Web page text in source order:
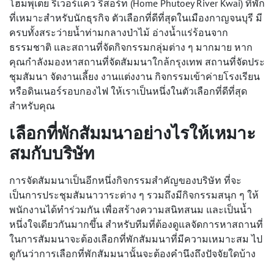
โฮมพุเตย ริเวอร์แคว รีสอร์ท (Home Phutoey River Kwai) ที่พัก
ที่เหมาะสำหรับนักธุรกิจ ตัวเลือกที่ดีที่สุดในเมืองกาญจนบุรี มี
ครบทั้งสระว่ายน้ำท่ามกลางป่าไม้ อ่างน้ำแร่ร้อนจาก
ธรรมชาติ และสถานที่จัดกิจกรรมกลุ่มต่าง ๆ มากมาย หาก
คุณกำลังมองหาสถานที่จัดสัมมนาใกล้กรุงเทพ สถานที่จัดประ
ชุมสัมนา จัดงานเลี้ยง งานแต่งงาน กิจกรรมเข้าค่ายโรงเรียน
หรือดินเนอร์รอบกองไฟ ให้เราเป็นหนึ่งในตัวเลือกที่ดีที่สุด
สำหรับคุณ
เลือกที่พักสัมมนาอย่างไรให้เหมาะ
สมกับบริษัท
การจัดสัมมนาเป็นอีกหนึ่งกิจกรรมสำคัญของบริษัท ที่จะ
เป็นการประชุมสัมนาวาระต่าง ๆ รวมถึงมีกิจกรรมสนุก ๆ ให้
พนักงานได้ทำร่วมกัน เพื่อสร้างความสนิทสนม และเป็นน้ำ
หนึ่งใจเดียวกันมากขึ้น สำหรับทีมที่ต้องดูแลจัดการหาสถานที่
ในการสัมมนาจะต้องเลือกที่พักสัมมนาที่มีความเหมาะสม ไป
ดูกันว่าการเลือกที่พักสัมมนานั้นจะต้องคำนึงถึงปัจจัยใดบ้าง